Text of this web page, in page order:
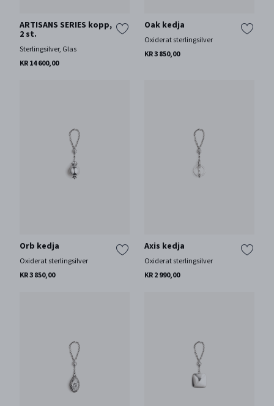
ARTISANS SERIES kopp,
2 st.
Sterlingsilver, Glas
KR 14 600,00
Oak kedja
Oxiderat sterlingsilver
KR 3 850,00
Orb kedja
Oxiderat sterlingsilver
KR 3 850,00
Axis kedja
Oxiderat sterlingsilver
KR 2 990,00